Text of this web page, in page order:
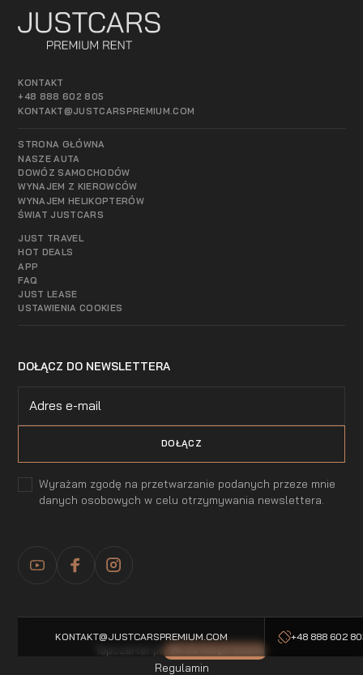
KONTAKT
+48 888 602 805
KONTAKT@JUSTCARSPREMIUM.COM
STRONA GŁÓWNA
NASZE AUTA
DOWÓZ SAMOCHODÓW
WYNAJEM Z KIEROWCÓW
WYNAJEM HELIKOPTERÓW
ŚWIAT JUSTCARS
JUST TRAVEL
HOT DEALS
APP
FAQ
JUST LEASE
USTAWIENIA COOKIES
DOŁĄCZ DO NEWSLETTERA
Wyrażam zgodę na przetwarzanie podanych przeze mnie
danych osobowych w celu otrzymywania newslettera.
KONTAKT@JUSTCARSPREMIUM.COM +48 888 602
Regulamin
Topczarter.pl